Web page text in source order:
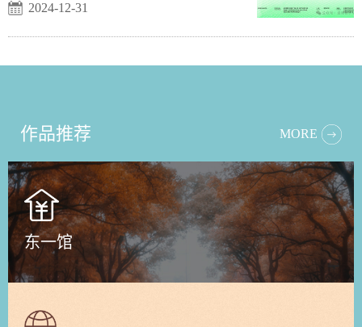
2024-12-31
作品推荐 MORE
东一馆